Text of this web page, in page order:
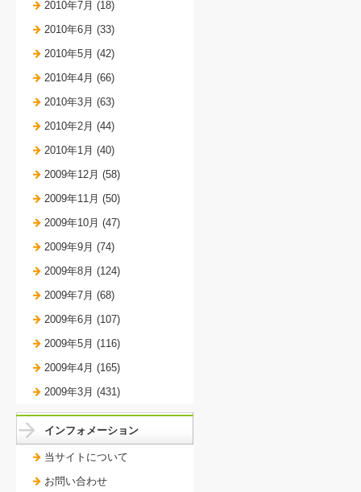
2010年7月 (18)
2010年6月 (33)
2010年5月 (42)
2010年4月 (66)
2010年3月 (63)
2010年2月 (44)
2010年1月 (40)
2009年12月 (58)
2009年11月 (50)
2009年10月 (47)
2009年9月 (74)
2009年8月 (124)
2009年7月 (68)
2009年6月 (107)
2009年5月 (116)
2009年4月 (165)
2009年3月 (431)
インフォメーション
当サイトについて
お問い合わせ